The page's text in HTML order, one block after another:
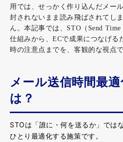
用では、せっかく作り込んだメー
封されないまま読み飛ばされてし
ん。本記事では、STO（Send
仕組みから、ECで成果につなげる
時の注意点までを、客観的な視点
メール送信時間最適
は？
STOは「誰に・何を送るか」では
ひとり最適化する施策です。